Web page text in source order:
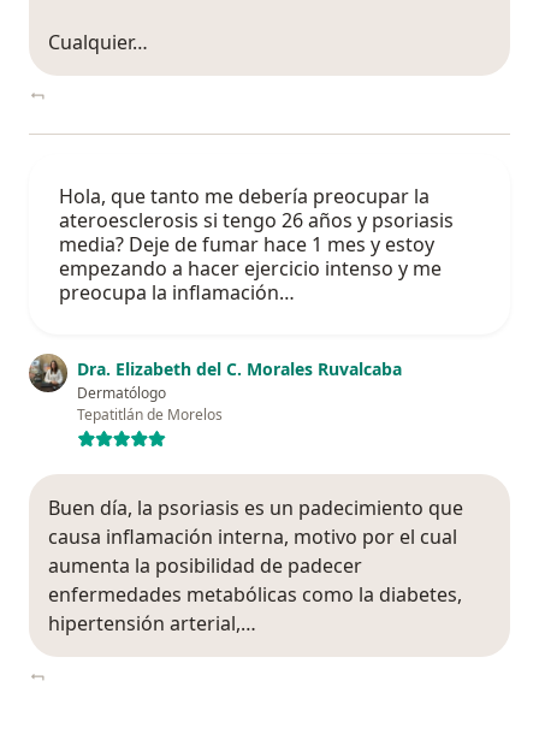
Cualquier…
Hola, que tanto me debería preocupar la
ateroesclerosis si tengo 26 años y psoriasis
media? Deje de fumar hace 1 mes y estoy
empezando a hacer ejercicio intenso y me
preocupa la inflamación…
Dra. Elizabeth del C. Morales Ruvalcaba
Dermatólogo
Tepatitlán de Morelos
Buen día, la psoriasis es un padecimiento que
causa inflamación interna, motivo por el cual
aumenta la posibilidad de padecer
enfermedades metabólicas como la diabetes,
hipertensión arterial,…